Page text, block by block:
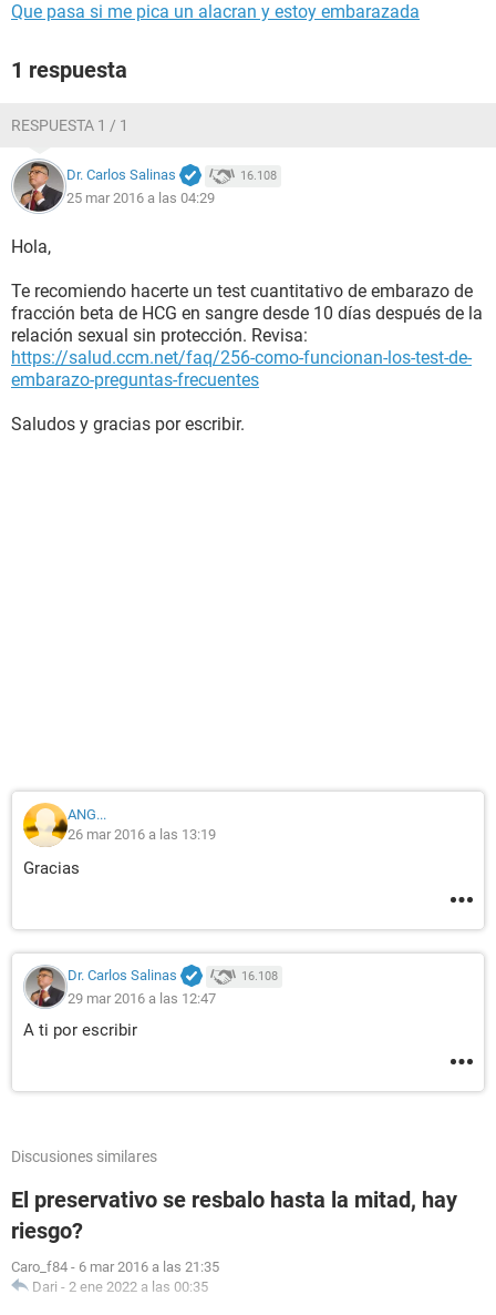
Que pasa si me pica un alacran y estoy embarazada
1 respuesta
RESPUESTA 1 / 1
Dr. Carlos Salinas 16.108
25 mar 2016 a las 04:29
Hola,
Te recomiendo hacerte un test cuantitativo de embarazo de
fracción beta de HCG en sangre desde 10 días después de la
relación sexual sin protección. Revisa:
https://salud.ccm.net/faq/256-como-funcionan-los-test-de-
embarazo-preguntas-frecuentes
Saludos y gracias por escribir.
ANG...
26 mar 2016 a las 13:19
Gracias
Dr. Carlos Salinas 16.108
29 mar 2016 a las 12:47
A ti por escribir
Discusiones similares
El preservativo se resbalo hasta la mitad, hay
riesgo?
Caro_f84 - 6 mar 2016 a las 21:35
Dari - 2 ene 2022 a las 00:35